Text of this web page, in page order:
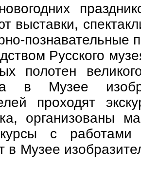
выставки,
Русского
полотен
в Музее
проходят
организованы
с
в Музее